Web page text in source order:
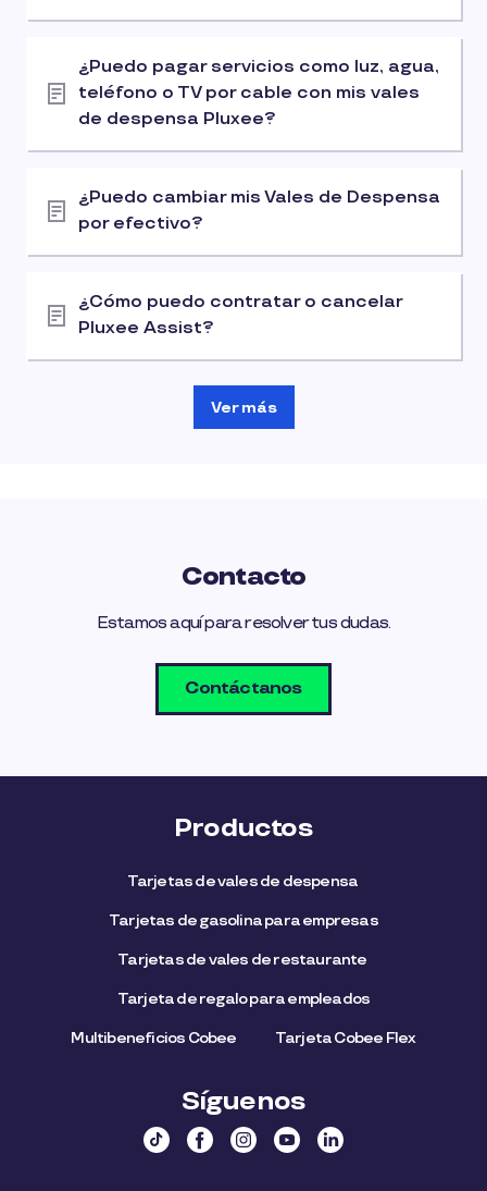
¿Puedo pagar servicios como luz, agua,
teléfono o TV por cable con mis vales
de despensa Pluxee?
¿Puedo cambiar mis Vales de Despensa
por efectivo?
¿Cómo puedo contratar o cancelar
Pluxee Assist?
Ver más
Contacto
Estamos aquí para resolver tus dudas.
Contáctanos
Productos
Tarjetas de vales de despensa
Tarjetas de gasolina para empresas
Tarjetas de vales de restaurante
Tarjeta de regalo para empleados​
Multibeneficios Cobee Tarjeta Cobee Flex
Síguenos